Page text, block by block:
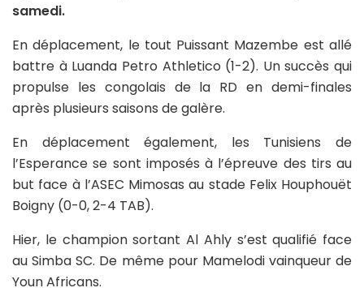
samedi.
En déplacement, le tout Puissant Mazembe est allé
battre à Luanda Petro Athletico (1-2). Un succès qui
propulse les congolais de la RD en demi-finales
après plusieurs saisons de galère.
En déplacement également, les Tunisiens de
l’Esperance se sont imposés à l’épreuve des tirs au
but face à l’ASEC Mimosas au stade Felix Houphouët
Boigny (0-0, 2-4 TAB).
Hier, le champion sortant Al Ahly s’est qualifié face
au Simba SC. De même pour Mamelodi vainqueur de
Youn Africans.